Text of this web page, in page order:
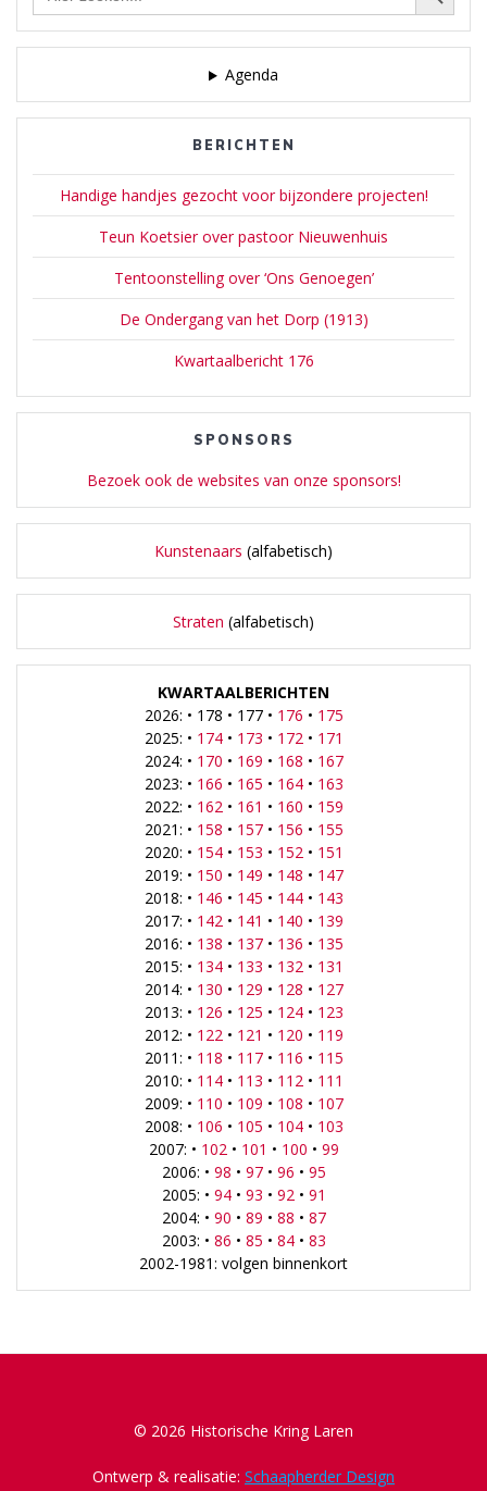
Agenda
BERICHTEN
Handige handjes gezocht voor bijzondere projecten!
Teun Koetsier over pastoor Nieuwenhuis
Tentoonstelling over ‘Ons Genoegen’
De Ondergang van het Dorp (1913)
Kwartaalbericht 176
SPONSORS
Bezoek ook de websites van onze sponsors!
Kunstenaars (alfabetisch)
Straten (alfabetisch)
KWARTAALBERICHTEN
2026: • 178 • 177 • 176 • 175
2025: • 174• 173 • 172• 171
2024: • 170 • 169 • 168 • 167
2023: • 166 • 165 • 164• 163
2022: • 162• 161 • 160 • 159
2021: • 158 • 157• 156 • 155
2020: • 154• 153 • 152• 151
2019: • 150 • 149 • 148 • 147
2018: • 146 • 145 • 144• 143
2017: • 142• 141 • 140 • 139
2016: • 138 • 137• 136 • 135
2015: • 134• 133 • 132• 131
2014: • 130 • 129 • 128 • 127
2013: • 126 • 125 • 124• 123
2012: • 122• 121 • 120 • 119
2011: • 118 • 117• 116 • 115
2010: • 114• 113 • 112• 111
2009: • 110 • 109 • 108 • 107
2008: • 106 • 105 • 104• 103
2007: • 102• 101 • 100 • 99
2006: • 98 • 97• 96 • 95
2005: • 94• 93 • 92• 91
2004: • 90 • 89 • 88 • 87
2003: • 86 • 85 • 84• 83
2002-1981: volgen binnenkort
© 2026 Historische Kring Laren
Ontwerp & realisatie: Schaapherder Design